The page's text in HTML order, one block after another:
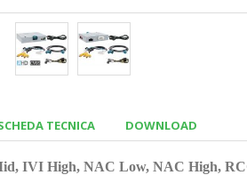
TECNICA DOWNLOAD
IVI High, NAC Low, NAC High,